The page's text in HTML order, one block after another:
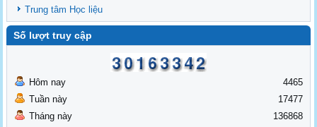
Trung tâm Học liệu
Số lượt truy cập
Hôm nay
Tuần này
Tháng này
4465
17477
136868